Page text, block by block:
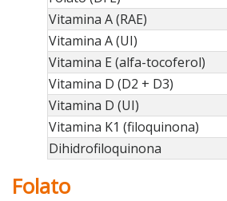
Vitamina A (RAE)
Vitamina A (UI)
Vitamina E (alfa-tocoferol)
Vitamina D (D2 + D3)
Vitamina D (UI)
Vitamina K1 (filoquinona)
Dihidrofiloquinona
Folato